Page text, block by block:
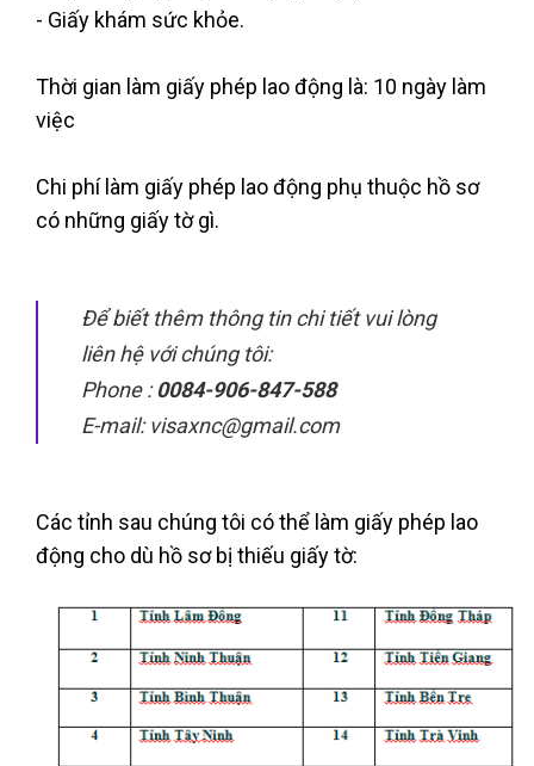
- Giấy khám sức khỏe.
Thời gian làm giấy phép lao động là: 10 ngày làm
việc
Chi phí làm giấy phép lao động phụ thuộc hồ sơ
có những giấy tờ gì.
Để biết thêm thông tin chi tiết vui lòng
liên hệ với chúng tôi:
Phone :0084-906-847-588
E-mail: visaxnc@gmail.com
Các tỉnh sau chúng tôi có thể làm giấy phép lao
động cho dù hồ sơ bị thiếu giấy tờ: